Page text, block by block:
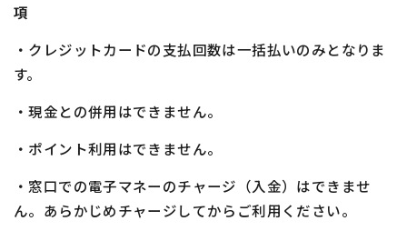
項
・クレジットカードの支払回数は一括払いのみとなりま
す。
・現金との併用はできません。
・ポイント利用はできません。
・窓口での電子マネーのチャージ（入金）はできませ
ん。あらかじめチャージしてからご利用ください。